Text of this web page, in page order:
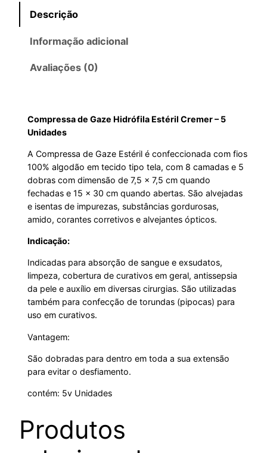
Descrição
Informação adicional
Avaliações (0)
Compressa de Gaze Hidrófila Estéril Cremer – 5
Unidades
A Compressa de Gaze Estéril é confeccionada com fios
100% algodão em tecido tipo tela, com 8 camadas e 5
dobras com dimensão de 7,5 x 7,5 cm quando
fechadas e 15 x 30 cm quando abertas. São alvejadas
e isentas de impurezas, substâncias gordurosas,
amido, corantes corretivos e alvejantes ópticos.
Indicação:
Indicadas para absorção de sangue e exsudatos,
limpeza, cobertura de curativos em geral, antissepsia
da pele e auxílio em diversas cirurgias. São utilizadas
também para confecção de torundas (pipocas) para
uso em curativos.
Vantagem:
São dobradas para dentro em toda a sua extensão
para evitar o desfiamento.
contém: 5v Unidades
Produtos